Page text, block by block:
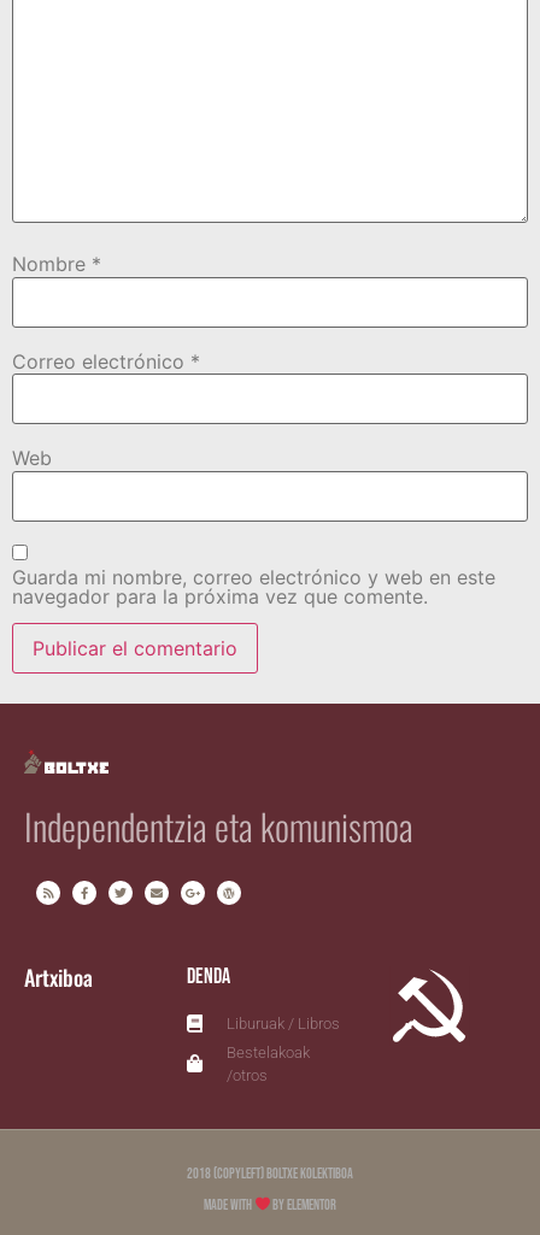
Nombre *
Correo electrónico *
Web
Guarda mi nombre, correo electrónico y web en este
navegador para la próxima vez que comente.
Independentzia eta komunismoa
Artxiboa Denda
Liburuak / Libros
Bestelakoak
/otros
2018 (copyleft) Boltxe Kolektiboa
Made with
by Elementor